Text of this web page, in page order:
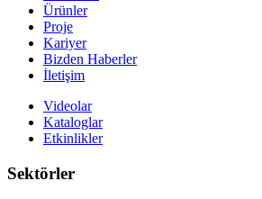
Ürünler
Proje
Kariyer
Bizden Haberler
İletişim
Videolar
Kataloglar
Etkinlikler
Sektörler